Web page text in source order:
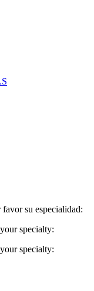
su especialidad:
specialty:
specialty: